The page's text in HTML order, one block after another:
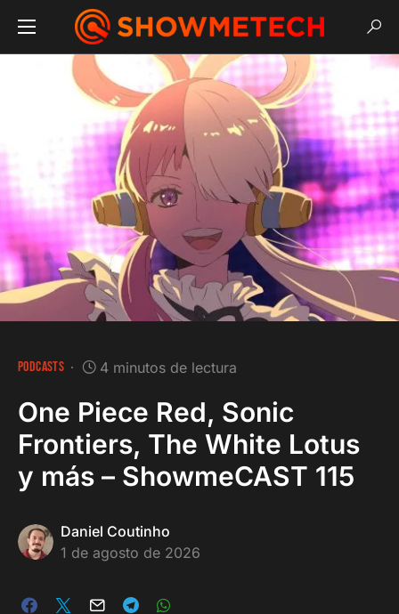
PODCASTS 4 minutos de lectura
One Piece Red, Sonic
Frontiers, The White Lotus
y más – ShowmeCAST 115
Daniel Coutinho
1 de agosto de 2026